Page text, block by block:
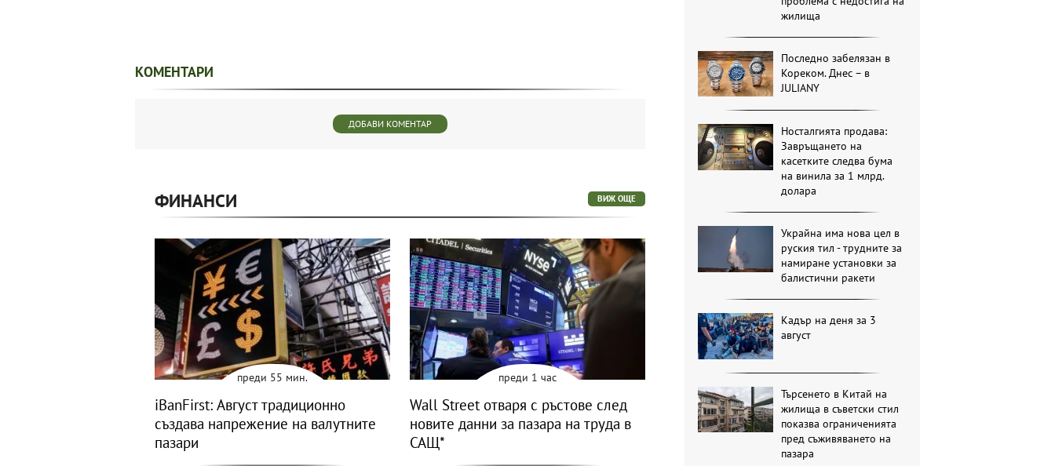
жилища
Последно забелязан в
Кореком. Днес – в
JULIANY
Носталгията продава:
Завръщането на
касетките следва бума
на винила за 1 млрд.
долара
Украйна има нова цел в
руския тил - трудните за
намиране установки за
балистични ракети
Кадър на деня за 3
август
Търсенето в Китай на
жилища в съветски стил
показва ограниченията
пред съживяването на
пазара
КОМЕНТАРИ
ДОБАВИ КОМЕНТАР
ФИНАНСИ ВИЖ ОЩЕ
преди 55 мин.
iBanFirst: Август традиционно
създава напрежение на валутните
пазари
преди 1 час
Wall Street отваря с ръстове след
новите данни за пазара на труда в
САЩ*